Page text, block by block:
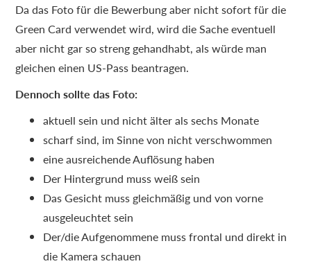
Da das Foto für die Bewerbung aber nicht sofort für die
Green Card verwendet wird, wird die Sache eventuell
aber nicht gar so streng gehandhabt, als würde man
gleichen einen US-Pass beantragen.
Dennoch sollte das Foto:
aktuell sein und nicht älter als sechs Monate
scharf sind, im Sinne von nicht verschwommen
eine ausreichende Auflösung haben
Der Hintergrund muss weiß sein
Das Gesicht muss gleichmäßig und von vorne
ausgeleuchtet sein
Der/die Aufgenommene muss frontal und direkt in
die Kamera schauen